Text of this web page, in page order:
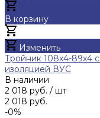
В корзину
Изменить
Тройник 108х4-89х4
изоляцией ВУС
В наличии
2 018 руб. / шт
2 018 руб.
-0%